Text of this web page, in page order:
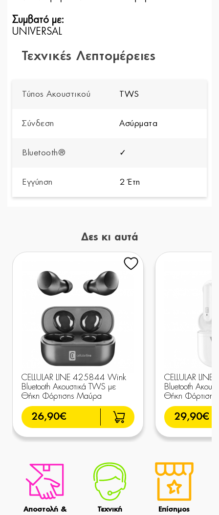
Συμβατό με:
UNIVERSAL
Τεχνικές Λεπτομέρειες
Τύπος Ακουστικού TWS
Σύνδεση Ασύρματα
Bluetooth® ✓
Εγγύηση 2 Έτη
Δες κι αυτά
CELLULAR LINE 425844 Wink
Bluetooth Ακουστικά TWS με
Θήκη Φόρτισης Μαύρα
26,90€
CELLULAR
Bluetooth
Θήκη Φόρτισης
29,90€
Αποστολή &
Τεχνική
Επίσημος